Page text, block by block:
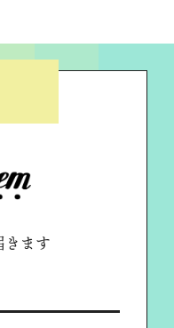
きます